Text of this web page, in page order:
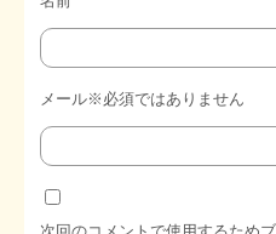
メール※必須ではありません